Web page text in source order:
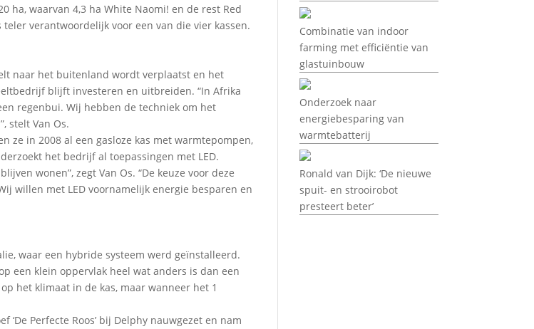
ha, waarvan 4,3 ha White Naomi! en de rest Red
verantwoordelijk voor een van die vier kassen.
naar het buitenland wordt verplaatst en het
blijft investeren en uitbreiden. “In Afrika
regenbui. Wij hebben de techniek om het
stelt Van Os.
ze in 2008 al een gasloze kas met warmtepompen,
het bedrijf al toepassingen met LED.
wonen”, zegt Van Os. “De keuze voor deze
willen met LED voornamelijk energie besparen en
waar een hybride systeem werd geïnstalleerd.
een klein oppervlak heel wat anders is dan een
het klimaat in de kas, maar wanneer het 1
Perfecte Roos’ bij Delphy nauwgezet en nam
Combinatie van indoor
farming met efficiëntie van
glastuinbouw
Onderzoek naar
energiebesparing van
warmtebatterij
Ronald van Dijk: ‘De nieuwe
spuit- en strooirobot
presteert beter’